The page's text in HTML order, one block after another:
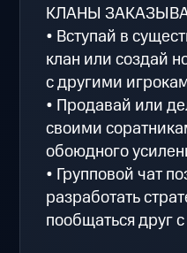
КЛАНЫ
• Вступай в
клан или создай
с другими
• Продавай или
своими
обоюдного
• Групповой чат
разработать
пообщаться друг